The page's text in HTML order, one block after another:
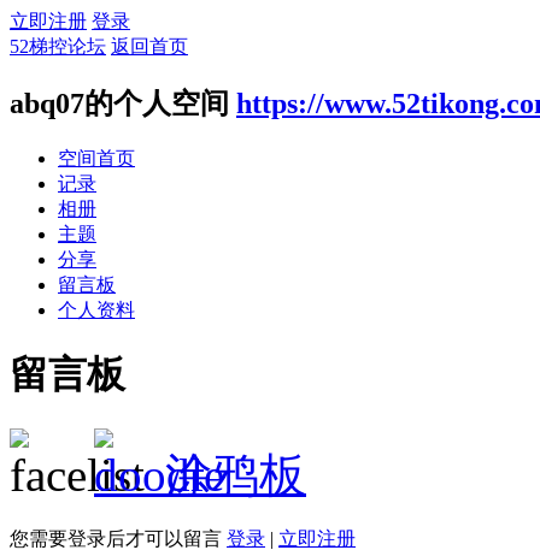
立即注册 登录
52梯控论坛 返回首页
abq07的个人空间 https://
空间首页
记录
相册
主题
分享
留言板
个人资料
留言板
涂鸦板
您需要登录后才可以留言 登录 | 立即注册